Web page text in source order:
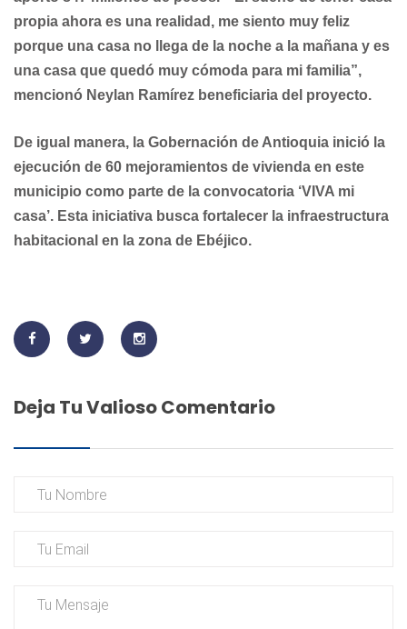
propia ahora es una realidad, me siento muy feliz
porque una casa no llega de la noche a la mañana y es
una casa que quedó muy cómoda para mi familia”,
mencionó Neylan Ramírez beneficiaria del proyecto.
De igual manera, la Gobernación de Antioquia inició la
ejecución de 60 mejoramientos de vivienda en este
municipio como parte de la convocatoria ‘VIVA mi
casa’. Esta iniciativa busca fortalecer la infraestructura
habitacional en la zona de Ebéjico.
Deja Tu Valioso Comentario